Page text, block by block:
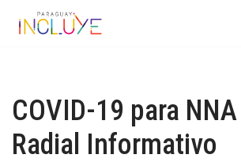
COVID-19 para
Radial Informativo